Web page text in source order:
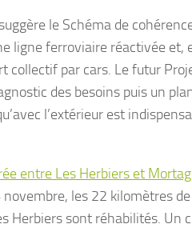
le Schéma de
ligne ferroviaire réactivée
collectif par cars. Le futur
des besoins puis un
l’extérieur est
entre Les Herbiers et
novembre, les 22 kilomètres
Herbiers sont réhabilités. Un